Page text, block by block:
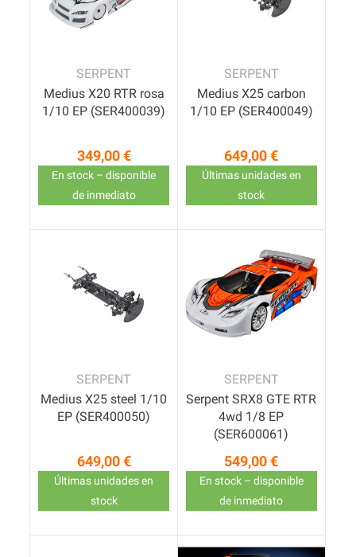
SERPENT
Medius X20 RTR rosa
1/10 EP (SER400039)
Precio
349,00 €
En stock – disponible
de inmediato
SERPENT
Medius X25 carbon
1/10 EP (SER400049)
Precio
649,00 €
Últimas unidades en
stock
SERPENT
Medius X25 steel 1/10
EP (SER400050)
Precio
649,00 €
Últimas unidades en
stock
SERPENT
Serpent SRX8 GTE RTR
4wd 1/8 EP
(SER600061)
Precio
549,00 €
En stock – disponible
de inmediato